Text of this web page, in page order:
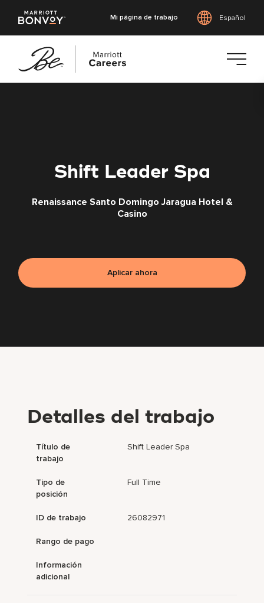
Mi página de trabajo Español
Shift Leader Spa
Renaissance Santo Domingo Jaragua Hotel &
Casino
Aplicar ahora
Detalles del trabajo
Título de
trabajo
Shift Leader Spa
Tipo de
posición
Full Time
ID de trabajo 26082971
Rango de pago
Información
adicional